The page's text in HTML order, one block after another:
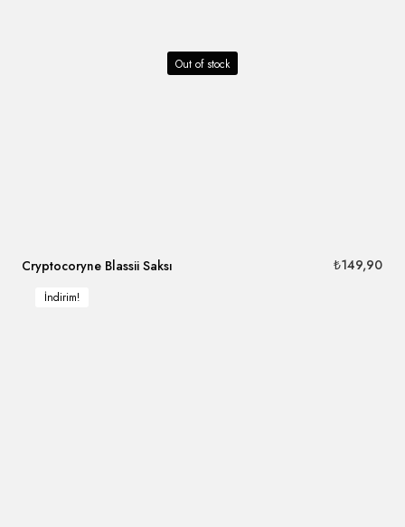
Out of stock
Cryptocoryne Blassii Saksı ₺149,90
İndirim!